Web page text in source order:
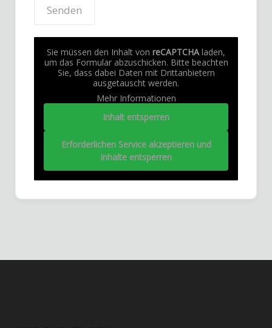
Sie müssen den Inhalt von reCAPTCHAladen,
um das Formular abzuschicken. Bitte beachten
Sie, dass dabei Daten mit Drittanbietern
ausgetauscht werden.
Mehr Informationen
Inhalt entsperren
Erforderlichen Service akzeptieren und
Inhalte entsperren